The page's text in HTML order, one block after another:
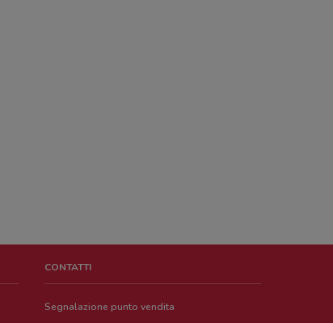
CONTATTI
Segnalazione punto vendita